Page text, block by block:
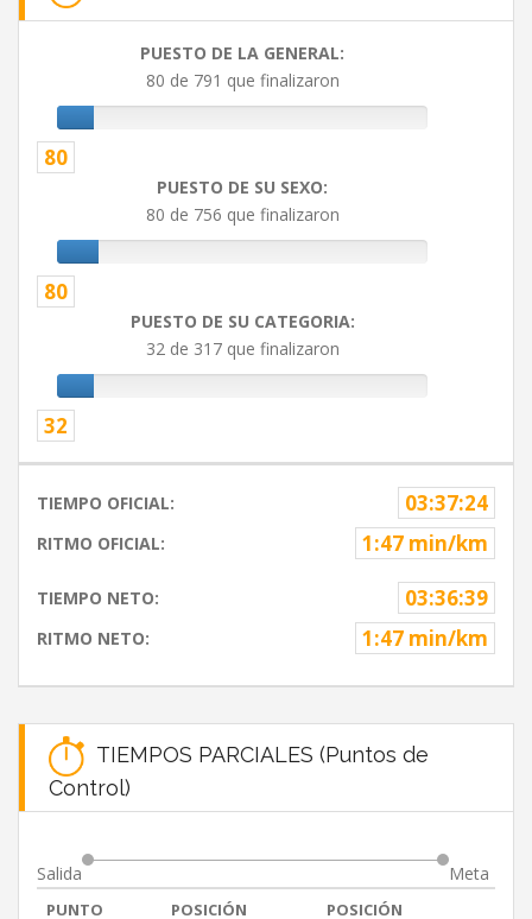
PUESTO DE LA GENERAL:
80 de 791 que finalizaron
80
PUESTO DE SU SEXO:
80 de 756 que finalizaron
80
PUESTO DE SU CATEGORIA:
32 de 317 que finalizaron
32
TIEMPO OFICIAL: 03:37:24
RITMO OFICIAL: 1:47 min/km
TIEMPO NETO: 03:36:39
RITMO NETO: 1:47 min/km
TIEMPOS PARCIALES (Puntos de
Control)
Salida Meta
PUNTO POSICIÓN POSICIÓN